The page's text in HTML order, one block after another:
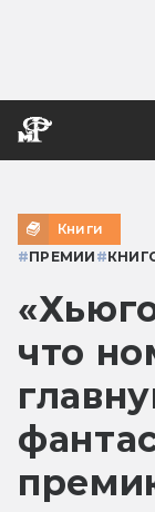
Книги
#ПРЕМИИ #
что